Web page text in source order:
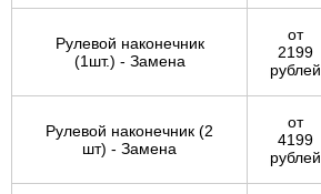
Рулевой наконечник
(1шт.) - Замена
от
2199
рублей
Рулевой наконечник (2
шт) - Замена
от
4199
рублей